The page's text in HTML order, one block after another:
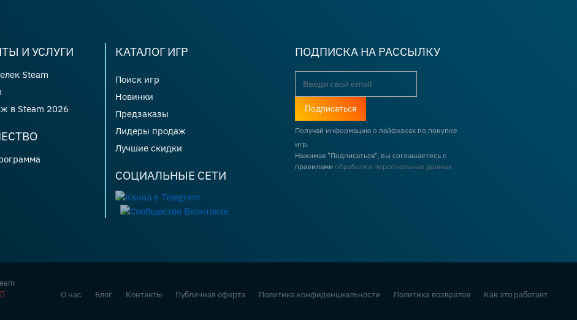
И УСЛУГИ
Steam
в Steam 2026
КАТАЛОГ ИГР
Поиск игр
Новинки
Предзаказы
Лидеры продаж
Лучшие скидки
СОЦИАЛЬНЫЕ СЕТИ
ПОДПИСКА НА РАССЫЛКУ
Подписаться
Получай информацию о лайфхаках по покупке
игр.
Нажимая "Подписаться", вы соглашаетесь с
правилами обработки персональных данных
О нас Блог Контакты Публичная оферта Политика конфиденциальности Политика возвратов Как это работает